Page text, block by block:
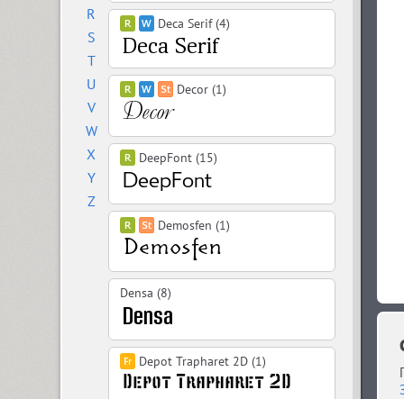
R
S
T
U
V
W
X
Y
Z
Deca Serif (4)
Decor (1)
DeepFont (15)
Demosfen (1)
Densa (8)
Depot Trapharet 2D (1)